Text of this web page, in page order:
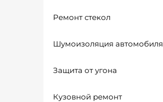
Ремонт стекол
Шумоизоляция автомобиля
Защита от угона
Кузовной ремонт